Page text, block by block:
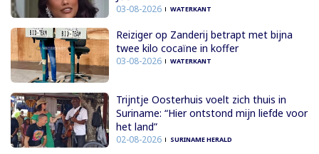
03-08-2026 WATERKANT
Reiziger op Zanderij betrapt met bijna
twee kilo cocaïne in koffer
03-08-2026 WATERKANT
Trijntje Oosterhuis voelt zich thuis in
Suriname: “Hier ontstond mijn liefde voor
het land”
02-08-2026 SURINAME HERALD